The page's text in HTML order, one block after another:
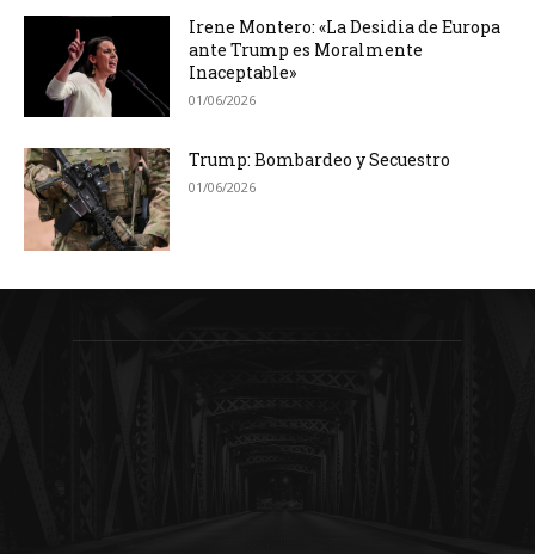
Irene Montero: «La Desidia de Europa
ante Trump es Moralmente
Inaceptable»
01/06/2026
Trump: Bombardeo y Secuestro
01/06/2026